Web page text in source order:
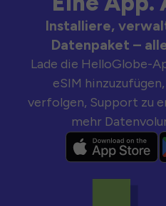
Installiere,
Datenpaket –
Lade die HelloGlobe-
eSIM
verfolgen, Support zu
mehr